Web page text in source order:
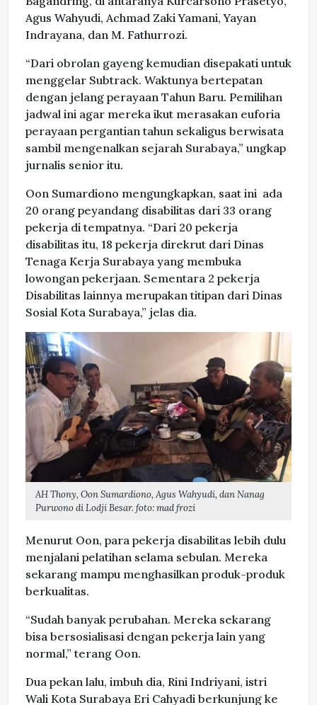
Agus Wahyudi, Achmad Zaki Yamani, Yayan
Indrayana, dan M. Fathurrozi.
“Dari obrolan gayeng kemudian disepakati untuk
menggelar Subtrack. Waktunya bertepatan
dengan jelang perayaan Tahun Baru. Pemilihan
jadwal ini agar mereka ikut merasakan euforia
perayaan pergantian tahun sekaligus berwisata
sambil mengenalkan sejarah Surabaya,” ungkap
jurnalis senior itu.
Oon Sumardiono mengungkapkan, saat ini ada
20 orang peyandang disabilitas dari 33 orang
pekerja di tempatnya. “Dari 20 pekerja
disabilitas itu, 18 pekerja direkrut dari Dinas
Tenaga Kerja Surabaya yang membuka
lowongan pekerjaan. Sementara 2 pekerja
Disabilitas lainnya merupakan titipan dari Dinas
Sosial Kota Surabaya,” jelas dia.
AH Thony, Oon Sumardiono, Agus Wahyudi, dan Nanag
Purwono di Lodji Besar. foto: mad frozi
Menurut Oon, para pekerja disabilitas lebih dulu
menjalani pelatihan selama sebulan. Mereka
sekarang mampu menghasilkan produk-produk
berkualitas.
“Sudah banyak perubahan. Mereka sekarang
bisa bersosialisasi dengan pekerja lain yang
normal,” terang Oon.
Dua pekan lalu, imbuh dia, Rini Indriyani, istri
Wali Kota Surabaya Eri Cahyadi berkunjung ke